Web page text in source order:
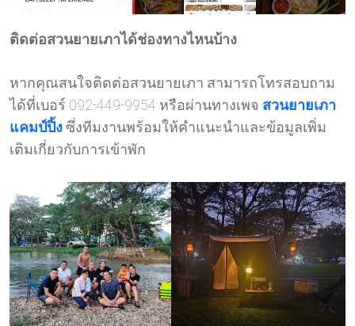
ติดต่อสวนยายเภาได้ช่องทางไหนบ้าง
หากคุณสนใจติดต่อสวนยายเภา สามารถโทรสอบถาม
ได้ที่เบอร์ 092-449-9954 หรือผ่านทางเพจ สวนยายเภา
แคมป์ปิ้งซึ่งทีมงานพร้อมให้คำแนะนำและข้อมูลเพิ่ม
เติมเกี่ยวกับการเข้าพัก